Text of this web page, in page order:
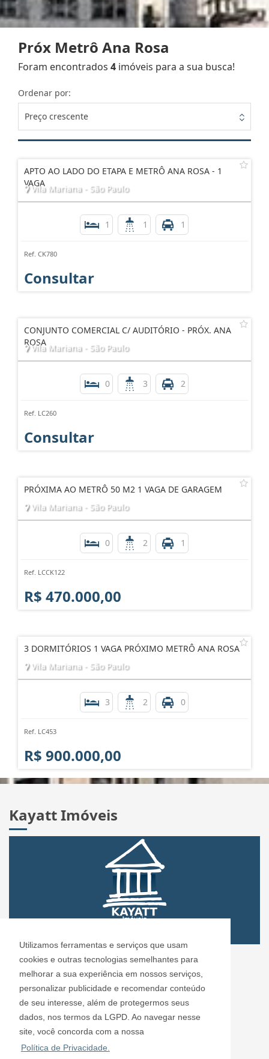
Utilizamos ferramentas e serviços que usam
cookies e outras tecnologias semelhantes para
melhorar a sua experiência em nossos serviços,
personalizar publicidade e recomendar conteúdo
de seu interesse, além de protegermos seus
dados, nos termos da LGPD. Ao navegar nesse
site, você concorda com a nossa
Política de Privacidade.
Próx Metrô Ana Rosa
Foram encontrados 4 imóveis para a sua busca!
Ordenar por:
Preço crescente
APTO AO LADO DO ETAPA E METRÔ ANA ROSA - 1
VAGA
Vila Mariana - São Paulo
1 1 1
Ref. CK780
Consultar
CONJUNTO COMERCIAL C/ AUDITÓRIO - PRÓX. ANA
ROSA
Vila Mariana - São Paulo
0 3 2
Ref. LC260
Consultar
PRÓXIMA AO METRÔ 50 M2 1 VAGA DE GARAGEM
Vila Mariana - São Paulo
0 2 1
Ref. LCCK122
R$ 470.000,00
3 DORMITÓRIOS 1 VAGA PRÓXIMO METRÔ ANA ROSA
Vila Mariana - São Paulo
3 2 0
Ref. LC453
R$ 900.000,00
Kayatt Imóveis
CRECI: 72.304
Informações de Contato
Kayatt Imóveis - 72.304
contato@kayattimoveis.com.br
+55 (11) 99200-6432